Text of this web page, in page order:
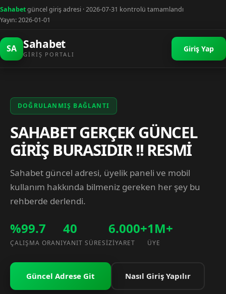
Sahabetgüncel giriş adresi · 2026-07-31 kontrolü tamamlandı
Yayın: 2026-01-01
SA Sahabet
GIRIŞ PORTALI
Giriş Yap
DOĞRULANMIŞ BAĞLANTI
SAHABET GERÇEK GÜNCEL
GİRİŞ BURASIDIR !! RESMİ
Sahabet güncel adresi, üyelik paneli ve mobil
kullanım hakkında bilmeniz gereken her şey bu
rehberde derlendi.
%99.7
ÇALIŞMA ORANI
40
YANIT SÜRESI
6.000+
ZIYARET
1M+
ÜYE
Güncel Adrese Git Nasıl Giriş Yapılır